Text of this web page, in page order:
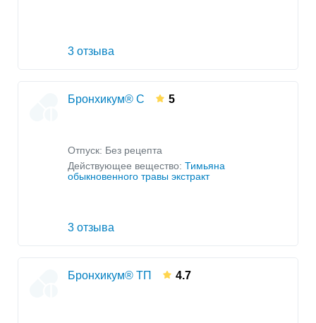
3 отзыва
Бронхикум® С 5
Отпуск: Без рецепта
Действующее вещество: Тимьяна
обыкновенного травы экстракт
3 отзыва
Бронхикум® ТП 4.7